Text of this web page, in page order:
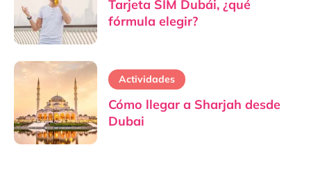
Tarjeta SIM Dubái, ¿qué
fórmula elegir?
Actividades
Cómo llegar a Sharjah desde
Dubai